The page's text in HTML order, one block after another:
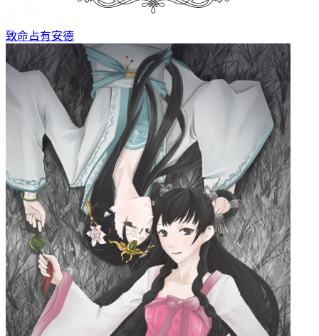
致命占有安德